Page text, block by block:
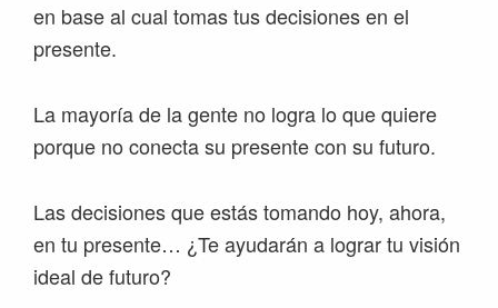
en base al cual tomas tus decisiones en el
presente.
La mayoría de la gente no logra lo que quiere
porque no conecta su presente con su futuro.
Las decisiones que estás tomando hoy, ahora,
en tu presente… ¿Te ayudarán a lograr tu visión
ideal de futuro?